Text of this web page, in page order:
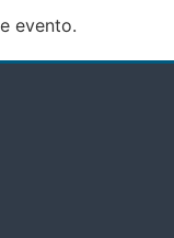
evento.